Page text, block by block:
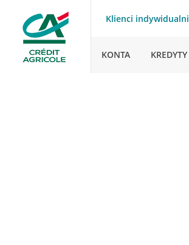
Klienci indywidualni
KONTA KREDYTY